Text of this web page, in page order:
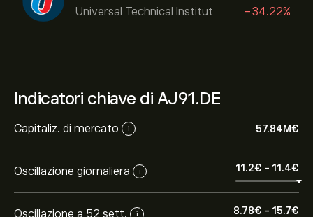
Universal Technical Institut
-34.22%
Indicatori chiave di AJ91.DE
Capitaliz. di mercato i 57.84M‎€‎
Oscillazione giornaliera i 11.2‎€‎ - 11.4‎€‎
Oscillazione a 52 sett. i 8.78‎€‎ - 15.7‎€‎